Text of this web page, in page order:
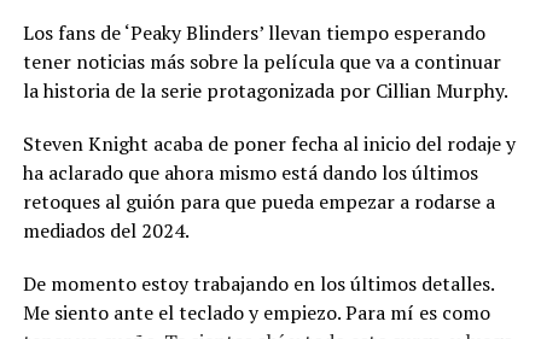
Los fans de ‘Peaky Blinders’ llevan tiempo esperando
tener noticias más sobre la película que va a continuar
la historia de la serie protagonizada por Cillian Murphy.
Steven Knight acaba de poner fecha al inicio del rodaje y
ha aclarado que ahora mismo está dando los últimos
retoques al guión para que pueda empezar a rodarse a
mediados del 2024.
De momento estoy trabajando en los últimos detalles.
Me siento ante el teclado y empiezo. Para mí es como